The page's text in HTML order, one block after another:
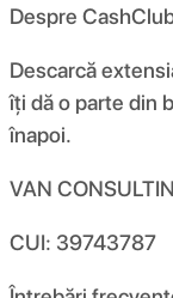
Despre
Descarcă
îți dă o parte din
înapoi.
VAN
CUI: 39743787